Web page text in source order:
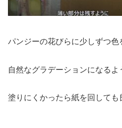
パンジーの花びらに少しずつ色
自然なグラデーションになるよ
塗りにくかったら紙を回しても